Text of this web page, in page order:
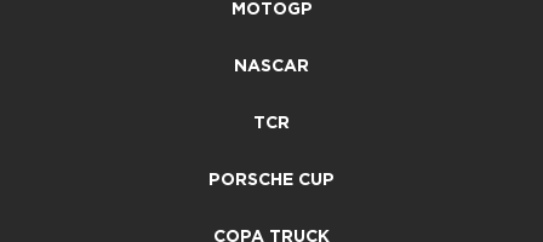
MOTOGP
NASCAR
TCR
PORSCHE CUP
COPA TRUCK